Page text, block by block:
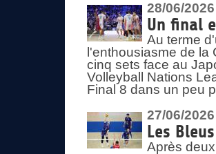
28/06/2026
Un final
Au terme
l'enthousiasme de
cinq sets face au
Volleyball Nations
Final 8 dans un peu
27/06/2026
Les
Après